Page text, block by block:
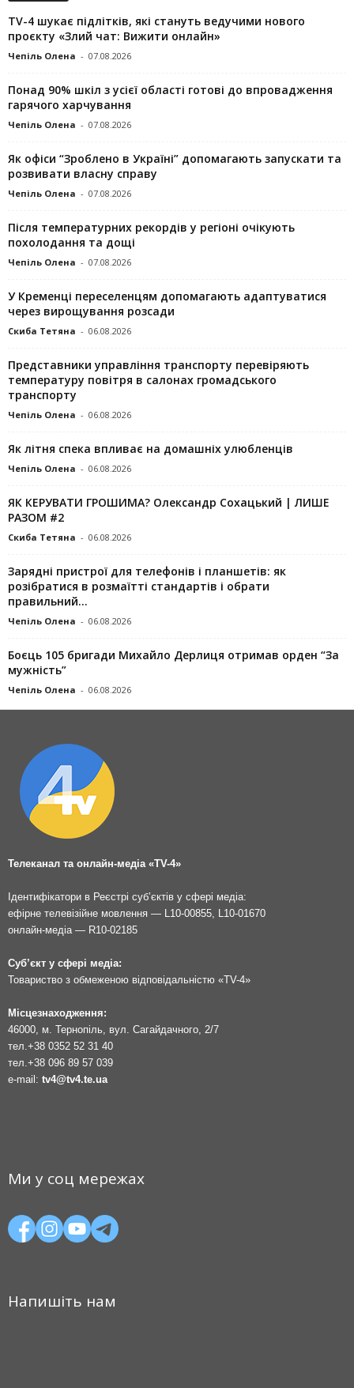
TV-4 шукає підлітків, які стануть ведучими нового
проєкту «Злий чат: Вижити онлайн»
Чепіль Олена - 07.08.2026
Понад 90% шкіл з усієї області готові до впровадження
гарячого харчування
Чепіль Олена - 07.08.2026
Як офіси “Зроблено в Україні” допомагають запускaти та
розвивати власну справу
Чепіль Олена - 07.08.2026
Після температурних рекордів у регіоні очікують
похолодання та дощі
Чепіль Олена - 07.08.2026
У Кременці переселенцям допомагають адаптуватися
через вирощування розсади
Скиба Тетяна - 06.08.2026
Представники управління транспорту перевіряють
температуру повітря в салонах громадського
транспорту
Чепіль Олена - 06.08.2026
Як літня спека впливає на домашніх улюбленців
Чепіль Олена - 06.08.2026
ЯК КЕРУВАТИ ГРОШИМА? Олександр Сохацький | ЛИШЕ
РАЗОМ #2
Скиба Тетяна - 06.08.2026
Зарядні пристрої для телефонів і планшетів: як
розібратися в розмаїтті стандартів і обрати
правильний...
Чепіль Олена - 06.08.2026
Боєць 105 бригади Михайло Дерлиця отримав орден “За
мужність”
Чепіль Олена - 06.08.2026
Телеканал та онлайн-медіа «TV-4»
Ідентифікатори в Реєстрі суб’єктів у сфері медіа:
ефірне телевізійне мовлення — L10-00855, L10-01670
онлайн-медіа — R10-02185
Суб’єкт у сфері медіа:
Товариство з обмеженою відповідальністю «TV-4»
Місцезнаходження:
46000, м. Тернопіль, вул. Сагайдачного, 2/7
тел. +38 0352 52 31 40
тел. +38 096 89 57 039
e-mail: tv4@tv4.te.ua
Ми у соц мережах
Напишіть нам